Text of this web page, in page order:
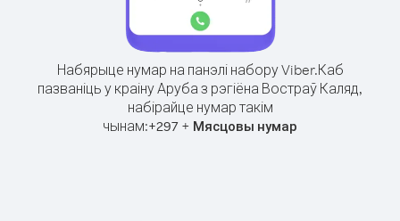
Набярыце нумар на панэлі набору Viber.Каб
пазваніць у краіну Аруба з рэгіёна Востраў Каляд,
набірайце нумар такім
чынам:+297 + Мясцовы нумар